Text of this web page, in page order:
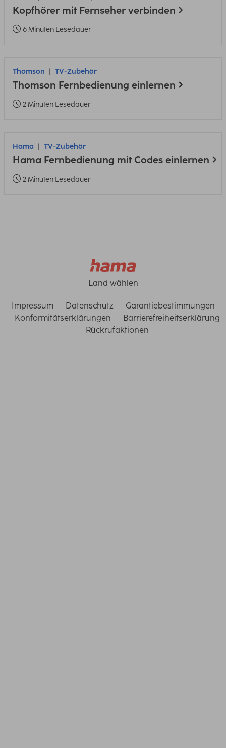
Kopfhörer mit Fernseher verbinden
6 Minuten Lesedauer
Thomson TV-Zubehör
Thomson Fernbedienung einlernen
2 Minuten Lesedauer
Hama TV-Zubehör
Hama Fernbedienung mit Codes einlernen
2 Minuten Lesedauer
Land wählen
Impressum Datenschutz
Garantiebestimmungen
Konformitätserklärungen
Barrierefreiheitserklärung
Rückrufaktionen